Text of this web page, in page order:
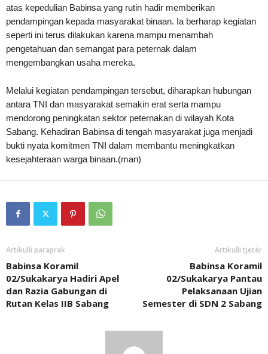
atas kepedulian Babinsa yang rutin hadir memberikan
pendampingan kepada masyarakat binaan. Ia berharap kegiatan
seperti ini terus dilakukan karena mampu menambah
pengetahuan dan semangat para peternak dalam
mengembangkan usaha mereka.
Melalui kegiatan pendampingan tersebut, diharapkan hubungan
antara TNI dan masyarakat semakin erat serta mampu
mendorong peningkatan sektor peternakan di wilayah Kota
Sabang. Kehadiran Babinsa di tengah masyarakat juga menjadi
bukti nyata komitmen TNI dalam membantu meningkatkan
kesejahteraan warga binaan.(man)
Artikulli paraprak
Babinsa Koramil
02/Sukakarya Hadiri Apel
dan Razia Gabungan di
Rutan Kelas IIB Sabang
Artikulli tjetër
Babinsa Koramil
02/Sukakarya Pantau
Pelaksanaan Ujian
Semester di SDN 2 Sabang